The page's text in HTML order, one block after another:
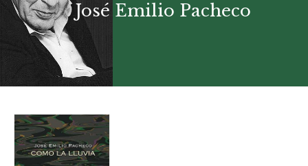
José Emilio Pacheco